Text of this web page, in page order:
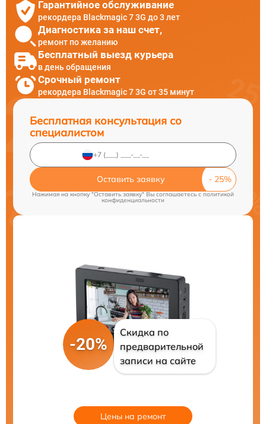
Гарантийное обслуживание
рекордера Blackmagic 7 3G до 3 лет
Диагностика за наш счет,
ремонт по желанию
Бесплатный выезд курьера
в день обращения
Срочный ремонт
рекордера Blackmagic 7 3G от 35 минут
Бесплатная консультация со
специалистом
Оставить заявку
Нажимая на кнопку "Оставить заявку" Вы соглашаетесь cполитикой
конфиденциальности
-20%
Скидка по
предварительной
записи на сайте
Цены на ремонт